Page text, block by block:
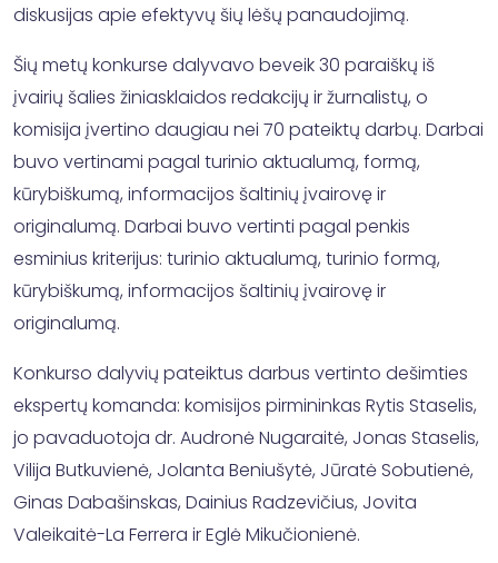
diskusijas apie efektyvų šių lėšų panaudojimą.
Šių metų konkurse dalyvavo beveik 30 paraiškų iš
įvairių šalies žiniasklaidos redakcijų ir žurnalistų, o
komisija įvertino daugiau nei 70 pateiktų darbų. Darbai
buvo vertinami pagal turinio aktualumą, formą,
kūrybiškumą, informacijos šaltinių įvairovę ir
originalumą. Darbai buvo vertinti pagal penkis
esminius kriterijus: turinio aktualumą, turinio formą,
kūrybiškumą, informacijos šaltinių įvairovę ir
originalumą.
Konkurso dalyvių pateiktus darbus vertinto dešimties
ekspertų komanda: komisijos pirmininkas Rytis Staselis,
jo pavaduotoja dr. Audronė Nugaraitė, Jonas Staselis,
Vilija Butkuvienė, Jolanta Beniušytė, Jūratė Sobutienė,
Ginas Dabašinskas, Dainius Radzevičius, Jovita
Valeikaitė-La Ferrera ir Eglė Mikučionienė.